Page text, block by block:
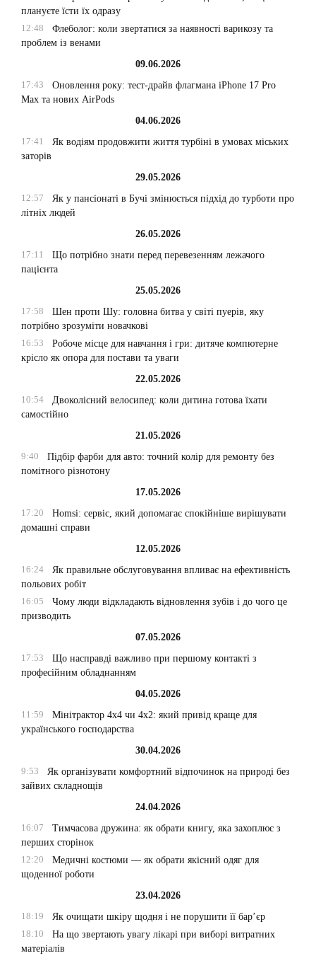
плануєте їсти їх одразу
12:48
Флеболог: коли звертатися за наявності варикозу та
проблем із венами
09.06.2026
17:43
Оновлення року: тест-драйв флагмана iPhone 17 Pro
Max та нових AirPods
04.06.2026
17:41
Як водіям продовжити життя турбіні в умовах міських
заторів
29.05.2026
12:57
Як у пансіонаті в Бучі змінюється підхід до турботи про
літніх людей
26.05.2026
17:11
Що потрібно знати перед перевезенням лежачого
пацієнта
25.05.2026
17:58
Шен проти Шу: головна битва у світі пуерів, яку
потрібно зрозуміти новачкові
16:53
Робоче місце для навчання і гри: дитяче компютерне
крісло як опора для постави та уваги
22.05.2026
10:54
Двоколісний велосипед: коли дитина готова їхати
самостійно
21.05.2026
9:40
Підбір фарби для авто: точний колір для ремонту без
помітного різнотону
17.05.2026
17:20
Homsi: сервіс, який допомагає спокійніше вирішувати
домашні справи
12.05.2026
16:24
Як правильне обслуговування впливає на ефективність
польових робіт
16:05
Чому люди відкладають відновлення зубів і до чого це
призводить
07.05.2026
17:53
Що насправді важливо при першому контакті з
професійним обладнанням
04.05.2026
11:59
Мінітрактор 4х4 чи 4х2: який привід краще для
українського господарства
30.04.2026
9:53
Як організувати комфортний відпочинок на природі без
зайвих складнощів
24.04.2026
16:07
Тимчасова дружина: як обрати книгу, яка захоплює з
перших сторінок
12:20
Медичні костюми — як обрати якісний одяг для
щоденної роботи
23.04.2026
18:19
Як очищати шкіру щодня і не порушити її бар’єр
18:10
На що звертають увагу лікарі при виборі витратних
матеріалів